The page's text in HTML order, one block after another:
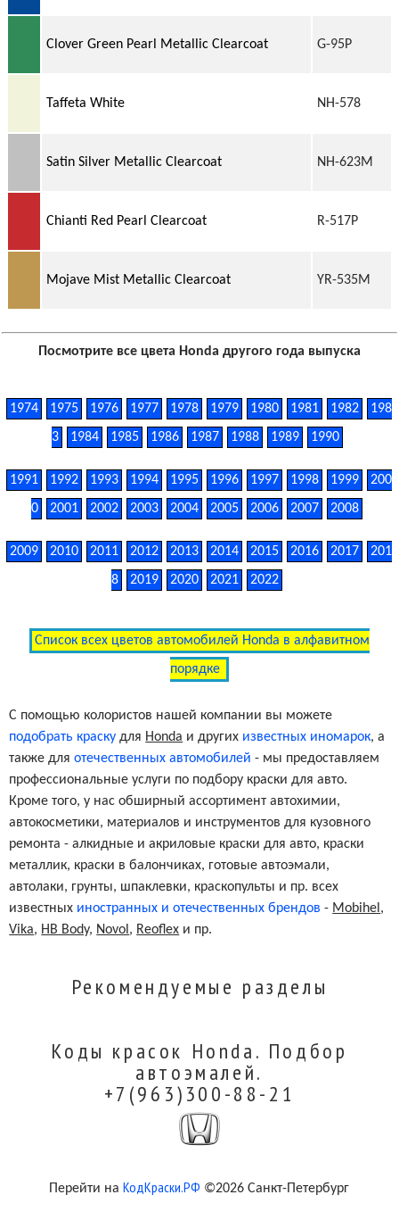
Clover Green Pearl Metallic Clearcoat G-95P
Taffeta White NH-578
Satin Silver Metallic Clearcoat NH-623M
Chianti Red Pearl Clearcoat R-517P
Mojave Mist Metallic Clearcoat YR-535M
Посмотрите все цвета Honda другого года выпуска
1974 1975 1976 1977 1978 1979 1980 1981 1982
198
3
1984 1985 1986 1987 1988 1989 1990
1991 1992 1993 1994 1995 1996 1997 1998 1999
200
0
2001 2002 2003 2004 2005 2006 2007 2008
2009 2010 2011 2012 2013 2014 2015 2016 2017
201
8
2019 2020 2021 2022
Список всех цветов автомобилей Honda в алфавитном
порядке
С помощью колористов нашей компании вы можете
подобрать краску для Honda и других известных иномарок, а
также дляотечественных автомобилей - мы предоставляем
профессиональные услуги по подбору краски для авто.
Кроме того, у нас обширный ассортимент автохимии,
автокосметики, материалов и инструментов для кузовного
ремонта - алкидные и акриловые краски для авто, краски
металлик, краски в балончиках, готовые автоэмали,
автолаки, грунты, шпаклевки, краскопульты и пр. всех
известных иностранных и отечественных брендов - Mobihel ,
Vika, HB Body, Novol , Reoflex и пр.
Рекомендуемые разделы
Коды красок Honda. Подбор
автоэмалей.
+7(963)300-88-21
Перейти на КодКраски.РФ ©2026 Санкт-Петербург